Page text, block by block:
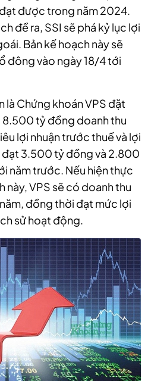
được trong năm 2024.
đề ra, SSI sẽ phá kỷ lục lợi
Bản kế hoạch này sẽ
đông vào ngày 18/4 tới
là Chứng khoán VPS đặt
8.500 tỷ đồng doanh thu
lợi nhuận trước thuế và lợi
đạt 3.500 tỷ đồng và 2.800
năm trước. Nếu hiện thực
này, VPS sẽ có doanh thu
đồng thời đạt mức lợi
sử hoạt động.